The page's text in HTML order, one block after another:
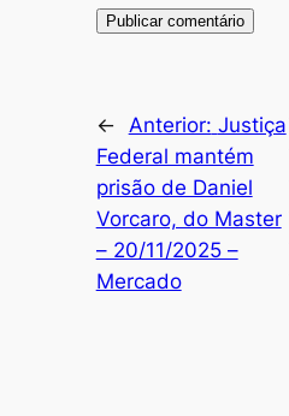
← Anterior: Justiça
Federal mantém
prisão de Daniel
Vorcaro, do Master
– 20/11/2025 –
Mercado